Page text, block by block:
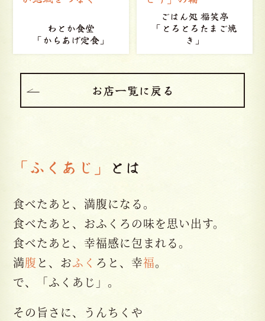
「とろとろたまご焼
き」
Caf? de KAORI
「オムライス」
お店一覧に戻る
「ふくあじ」 とは
食べたあと、満腹になる。
食べたあと、おふくろの味を思い出す。
食べたあと、幸福感に包まれる。
満腹 と、おふく ろと、幸福。
で、「ふくあじ」。
その旨さに、うんちくや